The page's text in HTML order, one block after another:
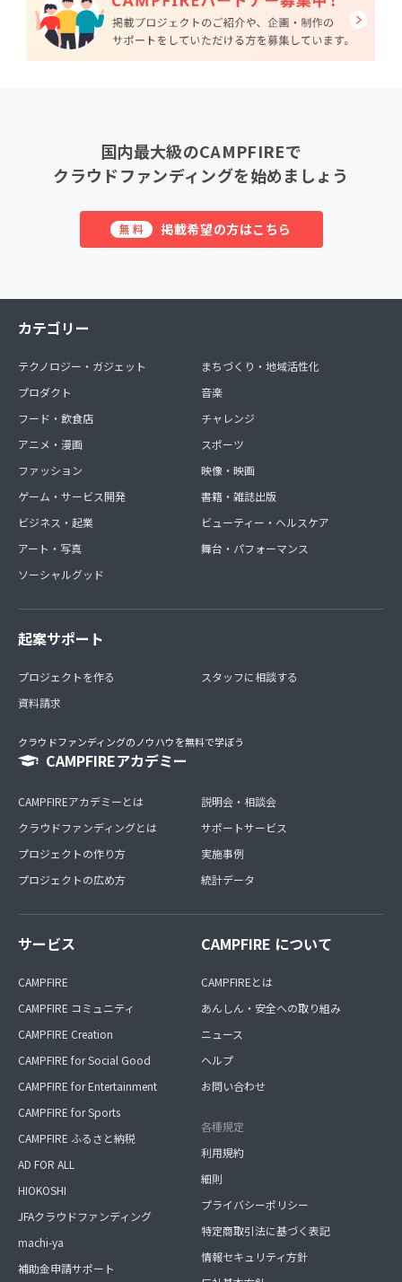
国内最大級のCAMPFIREで
クラウドファンディングを始めましょう
無料 掲載希望の方はこちら
カテゴリー
テクノロジー・ガジェット
プロダクト
フード・飲食店
アニメ・漫画
ファッション
ゲーム・サービス開発
ビジネス・起業
アート・写真
ソーシャルグッド
まちづくり・地域活性化
音楽
チャレンジ
スポーツ
映像・映画
書籍・雑誌出版
ビューティー・ヘルスケア
舞台・パフォーマンス
起案サポート
プロジェクトを作る
資料請求
スタッフに相談する
クラウドファンディングのノウハウを無料で学ぼう
CAMPFIREアカデミー
CAMPFIREアカデミーとは
クラウドファンディングとは
プロジェクトの作り方
プロジェクトの広め方
説明会・相談会
サポートサービス
実施事例
統計データ
サービス
CAMPFIRE
CAMPFIRE コミュニティ
CAMPFIRE Creation
CAMPFIRE for Social Good
CAMPFIRE for Entertainment
CAMPFIRE for Sports
CAMPFIRE ふるさと納税
AD FOR ALL
HIOKOSHI
JFAクラウドファンディング
machi-ya
補助金申請サポート
CAMPFIRE について
CAMPFIREとは
あんしん・安全への取り組み
ニュース
ヘルプ
お問い合わせ
各種規定
利用規約
細則
プライバシーポリシー
特定商取引法に基づく表記
情報セキュリティ方針